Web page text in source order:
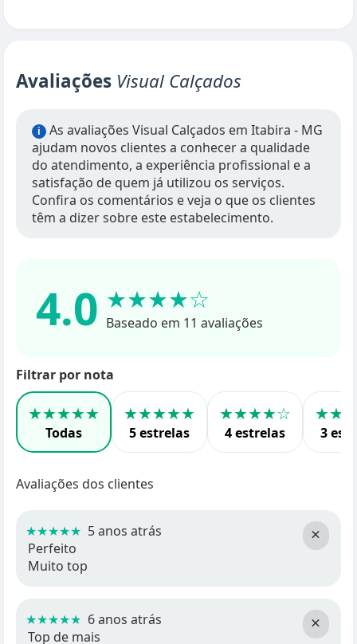
Avaliações Visual Calçados
i
As avaliações Visual Calçados em Itabira - MG
ajudam novos clientes a conhecer a qualidade
do atendimento, a experiência profissional e a
satisfação de quem já utilizou os serviços.
Confira os comentários e veja o que os clientes
têm a dizer sobre este estabelecimento.
4.0 ★★★★☆
Baseado em 11 avaliações
Filtrar por nota
★★★★★
Todas
★★★★★
5 estrelas
★★★★☆
4 estrelas 3
Avaliações dos clientes
×
★★★★★ 5 anos atrás
Perfeito
Muito top
×
★★★★★ 6 anos atrás
Top de mais